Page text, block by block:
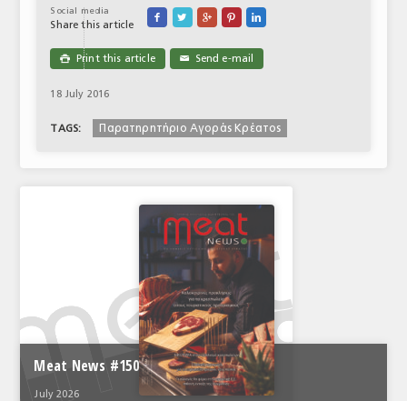
Social media
Share this article
    
 Print this article ✉ Send e-mail
18 July 2016
TAGS: Παρατηρητήριο Αγοράς Κρέατος
Meat News #150
July 2026